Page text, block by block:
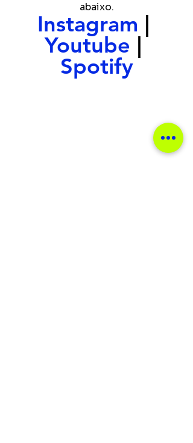
abaixo.
Instagram |
Youtube |
Spotify